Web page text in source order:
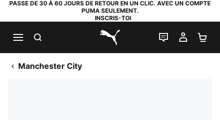
PASSE DE 30 À 60 JOURS DE RETOUR EN UN CLIC. AVEC UN COMPTE
PUMA SEULEMENT.
INSCRIS-TOI
PUMA.com
LIVE CHAT
MON
Manchester City